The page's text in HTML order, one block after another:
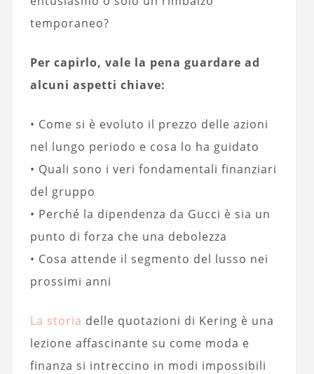
temporaneo?
Per capirlo, vale la pena guardare ad
alcuni aspetti chiave:
• Come si è evoluto il prezzo delle azioni
nel lungo periodo e cosa lo ha guidato
• Quali sono i veri fondamentali finanziari
del gruppo
• Perché la dipendenza da Gucci è sia un
punto di forza che una debolezza
• Cosa attende il segmento del lusso nei
prossimi anni
La storia delle quotazioni di Kering è una
lezione affascinante su come moda e
finanza si intreccino in modi impossibili